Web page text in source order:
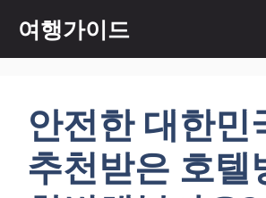
츠
여행가이드
안전한 대한민
추천받은 호텔